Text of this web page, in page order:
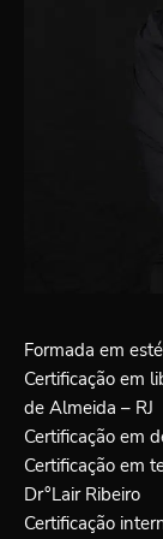
Formada em
Certificação em
de Almeida – RJ
Certificação em
Certificação em
Dr°Lair Ribeiro
Certificação